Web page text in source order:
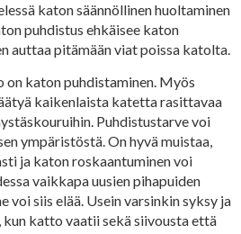
katon säännöllinen huoltaminen
puhdistus ehkäisee katon
auttaa pitämään viat poissa katolta.
katon puhdistaminen. Myös
kaikenlaista katetta rasittavaa
Puhdistustarve voi
ympäristöstä. On hyvä muistaa,
ja katon roskaantuminen voi
vaikkapa uusien pihapuiden
voi siis elää. Usein varsinkin syksy ja
katto vaatii sekä siivousta että